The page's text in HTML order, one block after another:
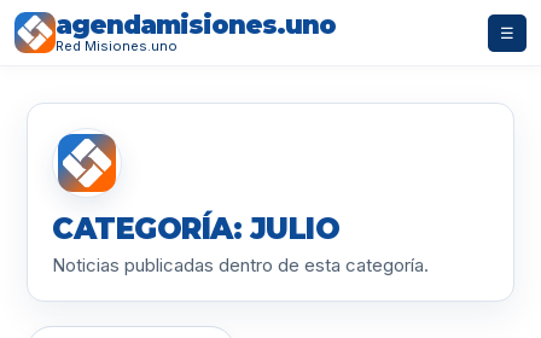
agendamisiones.uno
Red Misiones.uno
☰
CATEGORÍA: JULIO
Noticias publicadas dentro de esta categoría.